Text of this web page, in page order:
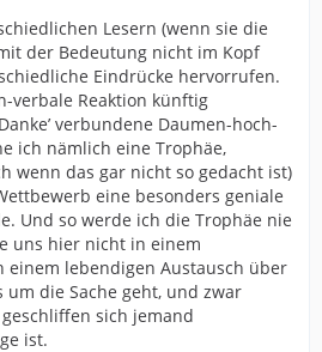
Lesern (wenn sie die
der Bedeutung nicht im Kopf
Eindrücke hervorrufen.
verbale Reaktion künftig
verbundene Daumen-hoch-
ich nämlich eine Trophäe,
wenn das gar nicht so gedacht ist)
eine besonders geniale
Und so werde ich die Trophäe nie
uns hier nicht in einem
einem lebendigen Austausch über
um die Sache geht, und zwar
sich jemand
ist.